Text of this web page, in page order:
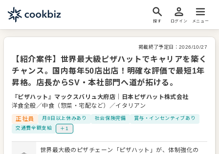
探す ログイン メニュー
掲載終了予定日： 2026/10/27
【紹介案件】世界最大級ピザハットでキャリアを築く
チャンス。国内毎年50店出店！明確な評価で最短1年
昇格。店長からSV・本社部門へ道が拓ける。
『ピザハット』マックスバリュ大府店
日本ピザハット株式会社
洋食全般／中食（惣菜・宅配など）／イタリアン
正社員
月8日以上休みあり 社会保険完備
賞与・インセンティブあり
交通費全額支給
＋1
世界最大級のピザチェーン「ピザハット」が、体制強化の